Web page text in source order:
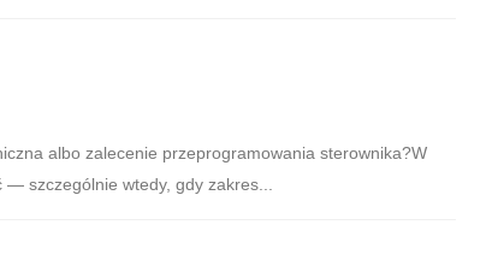
albo zalecenie przeprogramowania sterownika?W
szczególnie wtedy, gdy zakres...